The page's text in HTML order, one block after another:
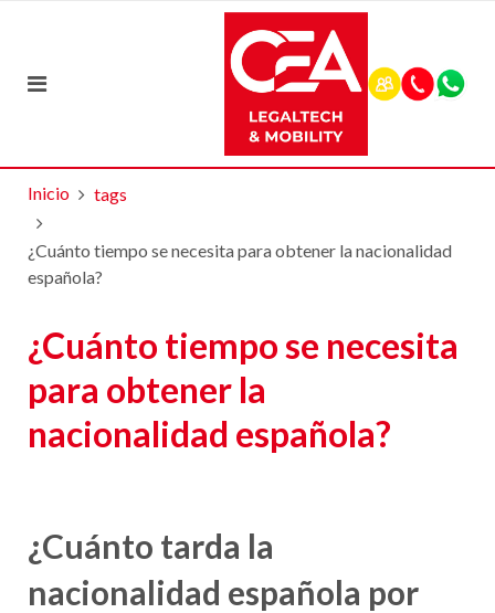
Inicio tags
¿Cuánto tiempo se necesita para obtener la nacionalidad
española?
¿Cuánto tiempo se necesita
para obtener la
nacionalidad española?
¿Cuánto tarda la
nacionalidad española por